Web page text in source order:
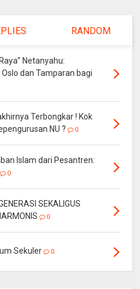
RANDOM
Netanyahu:
dan Tamparan bagi
Terbongkar ! Kok
NU ?
0
Islam dari Pesantren:
0
SEKALIGUS
0
Sekuler 0